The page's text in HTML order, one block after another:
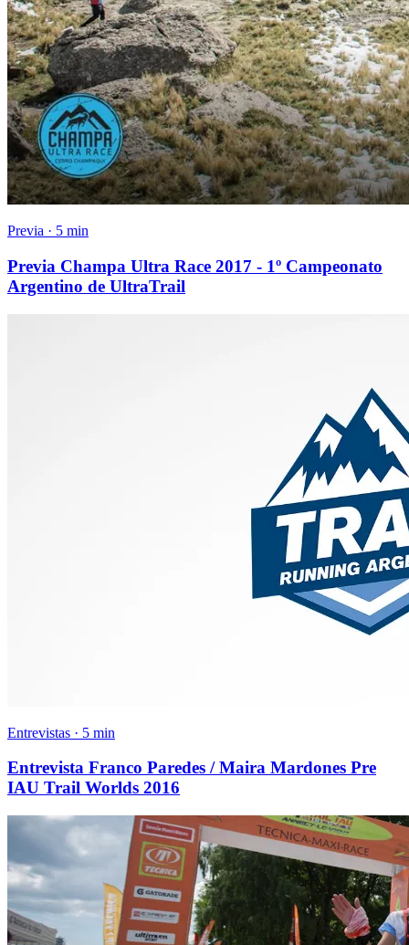
Previa · 5 min
Previa Champa Ultra Race 2017 - 1º Campeonato
Argentino de UltraTrail
Entrevistas · 5 min
Entrevista Franco Paredes / Maira Mardones Pre
IAU Trail Worlds 2016